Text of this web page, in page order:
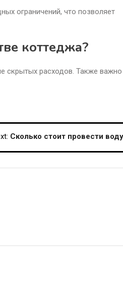
ограничений, что позволяет
коттеджа?
скрытых расходов. Также важно
Сколько стоит провести воду в